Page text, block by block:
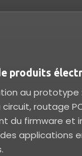
produits
au prototype :
routage
du firmware et
applications